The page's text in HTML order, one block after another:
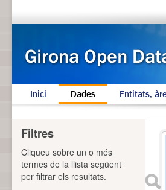
Inici Dades Entitats,
Filtres
Cliqueu sobre un o més
termes de la llista següent
per filtrar els resultats.